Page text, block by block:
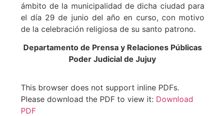
ámbito de la municipalidad de dicha ciudad para
el día 29 de junio del año en curso, con motivo
de la celebración religiosa de su santo patrono.
Departamento de Prensa y Relaciones Públicas
Poder Judicial de Jujuy
This browser does not support inline PDFs.
Please download the PDF to view it: Download
PDF